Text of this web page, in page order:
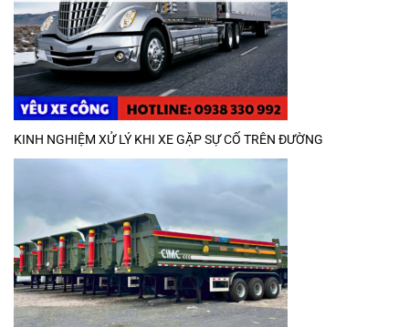
KINH NGHIỆM XỬ LÝ KHI XE GẶP SỰ CỐ TRÊN ĐƯỜNG